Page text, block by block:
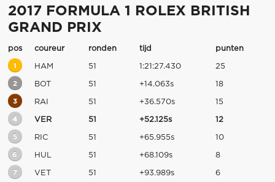
2017 FORMULA 1 ROLEX BRITISH
GRAND PRIX
pos coureur ronden tijd punten
1 HAM 51 1:21:27.430 25
2 BOT 51 +14.063s 18
3 RAI 51 +36.570s 15
4 VER 51 +52.125s 12
5 RIC 51 +65.955s 10
6 HUL 51 +68.109s 8
7 VET 51 +93.989s 6